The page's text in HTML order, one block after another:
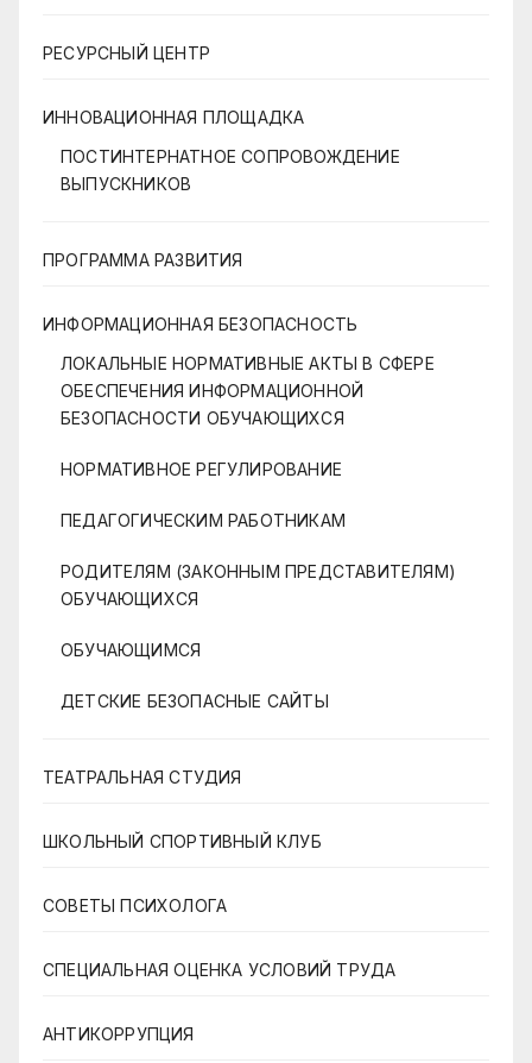
РЕСУРСНЫЙ ЦЕНТР
ИННОВАЦИОННАЯ ПЛОЩАДКА
ПОСТИНТЕРНАТНОЕ СОПРОВОЖДЕНИЕ
ВЫПУСКНИКОВ
ПРОГРАММА РАЗВИТИЯ
ИНФОРМАЦИОННАЯ БЕЗОПАСНОСТЬ
ЛОКАЛЬНЫЕ НОРМАТИВНЫЕ АКТЫ В СФЕРЕ
ОБЕСПЕЧЕНИЯ ИНФОРМАЦИОННОЙ
БЕЗОПАСНОСТИ ОБУЧАЮЩИХСЯ
НОРМАТИВНОЕ РЕГУЛИРОВАНИЕ
ПЕДАГОГИЧЕСКИМ РАБОТНИКАМ
РОДИТЕЛЯМ (ЗАКОННЫМ ПРЕДСТАВИТЕЛЯМ)
ОБУЧАЮЩИХСЯ
ОБУЧАЮЩИМСЯ
ДЕТСКИЕ БЕЗОПАСНЫЕ САЙТЫ
ТЕАТРАЛЬНАЯ СТУДИЯ
ШКОЛЬНЫЙ СПОРТИВНЫЙ КЛУБ
СОВЕТЫ ПСИХОЛОГА
СПЕЦИАЛЬНАЯ ОЦЕНКА УСЛОВИЙ ТРУДА
АНТИКОРРУПЦИЯ